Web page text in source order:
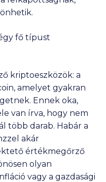
fő típust
kriptoeszközök: a
amelyet gyakran
Ennek oka,
van írva, hogy nem
több darab. Habár a
akár
értékmegőrző
olyan
vagy a gazdasági